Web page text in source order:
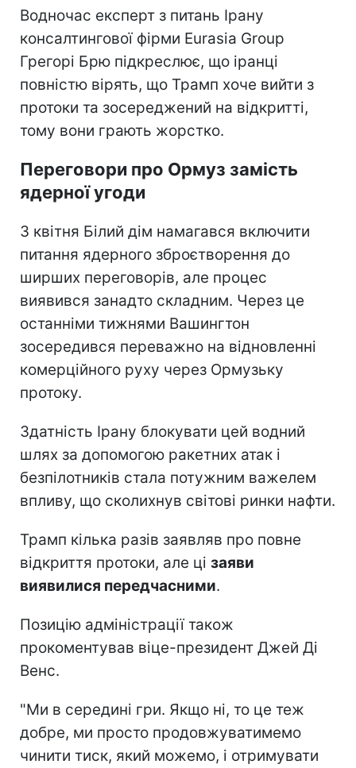
Водночас експерт з питань Ірану
консалтингової фірми Eurasia Group
Грегорі Брю підкреслює, що іранці
повністю вірять, що Трамп хоче вийти з
протоки та зосереджений на відкритті,
тому вони грають жорстко.
Переговори про Ормуз замість
ядерної угоди
З квітня Білий дім намагався включити
питання ядерного зброєтворення до
ширших переговорів, але процес
виявився занадто складним. Через це
останніми тижнями Вашингтон
зосередився переважно на відновленні
комерційного руху через Ормузьку
протоку.
Здатність Ірану блокувати цей водний
шлях за допомогою ракетних атак і
безпілотників стала потужним важелем
впливу, що сколихнув світові ринки нафти.
Трамп кілька разів заявляв про повне
відкриття протоки, але ці заяви
виявилися передчасними.
Позицію адміністрації також
прокоментував віце-президент Джей Ді
Венс.
"Ми в середині гри. Якщо ні, то це теж
добре, ми просто продовжуватимемо
чинити тиск, який можемо, і отримувати